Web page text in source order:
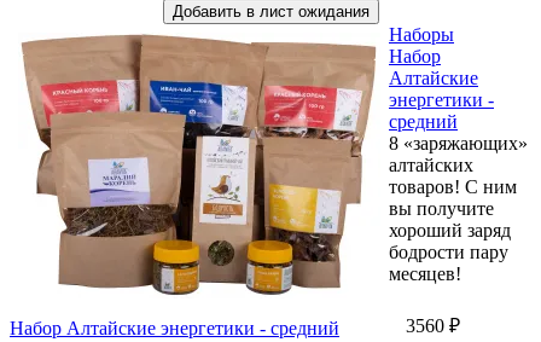
Добавить в лист ожидания
Набор Алтайские энергетики - средний
Наборы
Набор
Алтайские
энергетики -
средний
8 «заряжающих»
алтайских
товаров! С ним
вы получите
хороший заряд
бодрости пару
месяцев!
3560 ₽